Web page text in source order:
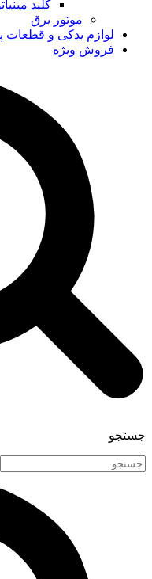
کلید
موتور برق
لوازم یدکی و قطعات
فروش ویژه
جستجو